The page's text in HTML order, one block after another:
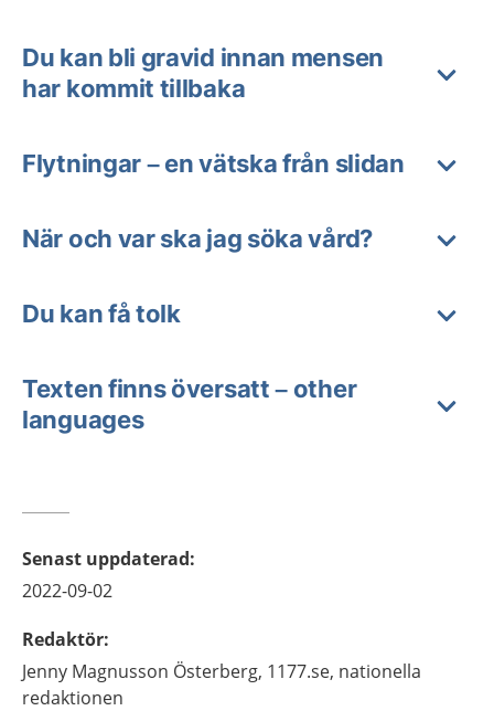
Du kan bli gravid innan mensen
har kommit tillbaka
Flytningar – en vätska från slidan
När och var ska jag söka vård?
Du kan få tolk
Texten finns översatt – other
languages
Senast uppdaterad:
2022-09-02
Redaktör:
Jenny Magnusson Österberg, 1177.se, nationella
redaktionen